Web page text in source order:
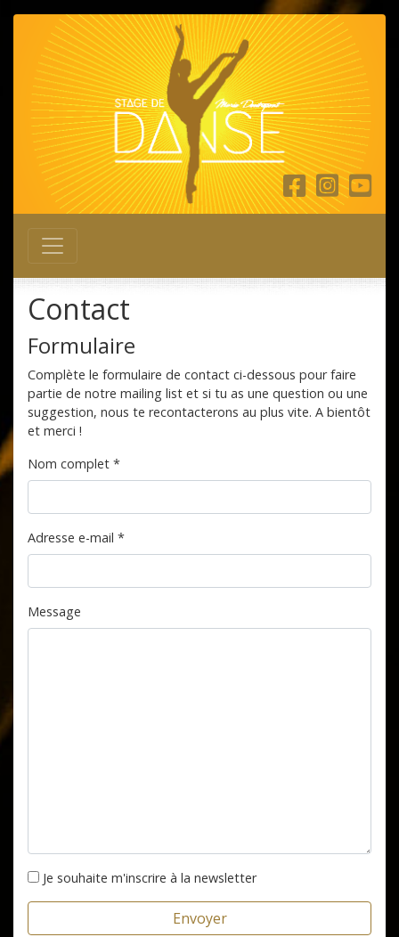
Main Navigation
Contact
Formulaire
Complète le formulaire de contact ci-dessous pour faire
partie de notre mailing list et si tu as une question ou une
suggestion, nous te recontacterons au plus vite. A bientôt
et merci !
Nom complet *
Adresse e-mail *
Message
Je souhaite m'inscrire à la newsletter